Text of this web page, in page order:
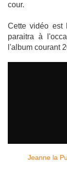
cour.
Cette vidéo est
paraitra à
l'album courant
Jeanne la